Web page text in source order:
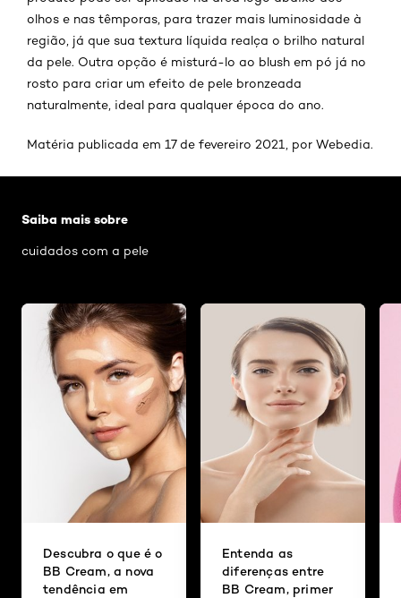
olhos e nas têmporas, para trazer mais luminosidade à
região, já que sua textura líquida realça o brilho natural
da pele. Outra opção é misturá-lo ao blush em pó já no
rosto para criar um efeito de pele bronzeada
naturalmente, ideal para qualquer época do ano.
Matéria publicada em 17 de fevereiro 2021, por Webedia.
Saiba mais sobre
cuidados com a pele
Descubra o que é o
BB Cream, a nova
tendência em
Entenda as
diferenças entre
BB Cream, primer